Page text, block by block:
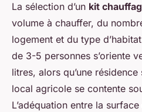
La sélection d’un kit
volume à chauffer, du
logement et du type
de 3-5 personnes s’oriente
litres, alors qu’une
local agricole se contente
L’adéquation entre la surface